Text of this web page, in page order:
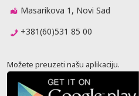
Masarikova 1, Novi Sad
+381(60)531 85 00
Možete preuzeti našu aplikaciju.